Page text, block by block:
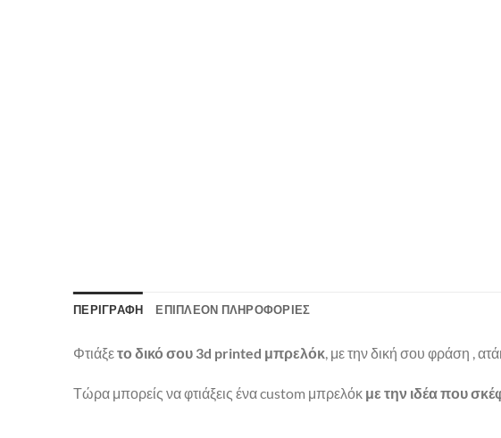
ΠΕΡΙΓΡΑΦΉ ΕΠΙΠΛΈΟΝ ΠΛΗΡΟΦΟΡΊΕΣ
Φτιάξετο δικό σου 3d printed μπρελόκ , με την δική σου φράση ,
Τώρα μπορείς να φτιάξεις ένα custom μπρελόκ με την ιδέα που